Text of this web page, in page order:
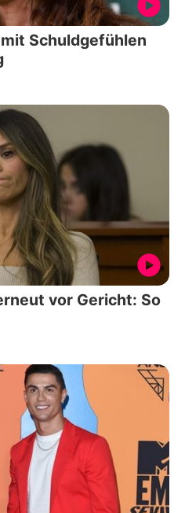
Schuldgefühlen
vor Gericht: So